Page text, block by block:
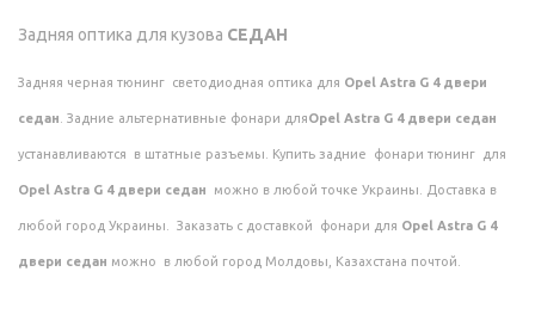
Задняя оптика для кузова СЕДАН
Задняя черная тюнинг светодиодная оптика для Opel Astra G 4 двери
седан . Задние альтернативные фонари дляOpel Astra G 4 двери седан
устанавливаются в штатные разъемы. Купить задние фонари тюнинг для
Opel Astra G 4 двери седан можно в любой точке Украины. Доставка в
любой город Украины. Заказать с доставкой фонари для Opel Astra G 4
двери седан можно в любой город Молдовы, Казахстана почтой.